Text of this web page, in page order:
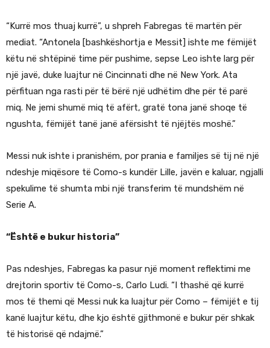
“Kurrë mos thuaj kurrë”, u shpreh Fabregas të martën për
mediat. “Antonela [bashkëshortja e Messit] ishte me fëmijët
këtu në shtëpinë time për pushime, sepse Leo ishte larg për
një javë, duke luajtur në Cincinnati dhe në New York. Ata
përfituan nga rasti për të bërë një udhëtim dhe për të parë
miq. Ne jemi shumë miq të afërt, gratë tona janë shoqe të
ngushta, fëmijët tanë janë afërsisht të njëjtës moshë.”
Messi nuk ishte i pranishëm, por prania e familjes së tij në një
ndeshje miqësore të Como-s kundër Lille, javën e kaluar, ngjalli
spekulime të shumta mbi një transferim të mundshëm në
Serie A.
“Është e bukur historia”
Pas ndeshjes, Fabregas ka pasur një moment reflektimi me
drejtorin sportiv të Como-s, Carlo Ludi. “I thashë që kurrë
mos të themi që Messi nuk ka luajtur për Como – fëmijët e tij
kanë luajtur këtu, dhe kjo është gjithmonë e bukur për shkak
të historisë që ndajmë.”